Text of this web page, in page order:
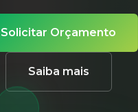
Solicitar Orçamento
Saiba mais